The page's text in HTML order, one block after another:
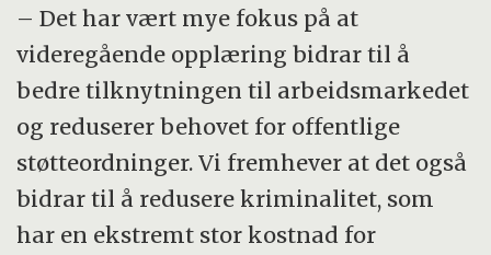
Samarbeidspartnere:Handelshøyskolen BI
– Det har vært mye fokus på at
videregående opplæring bidrar til å
bedre tilknytningen til arbeidsmarkedet
og reduserer behovet for offentlige
støtteordninger. Vi fremhever at det også
bidrar til å redusere kriminalitet, som
har en ekstremt stor kostnad for